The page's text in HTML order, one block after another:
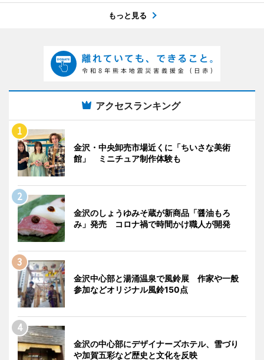
もっと見る
アクセスランキング
金沢・中央卸売市場近くに「ちいさな美術
館」 ミニチュア制作体験も
金沢のしょうゆみそ蔵が新商品「醤油もろ
み」発売 コロナ禍で時間かけ職人が開発
金沢中心部と湯涌温泉で風鈴展 作家や一般
参加などオリジナル風鈴150点
金沢の中心部にデザイナーズホテル、雪づり
や加賀五彩など歴史と文化を反映